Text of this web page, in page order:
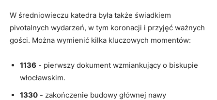
W średniowieczu katedra była także świadkiem
pivotalnych wydarzeń, w ⁢tym koronacji i przyjęć ważnych
gości. Można wymienić⁢ kilka kluczowych‌ momentów:
1136 ⁤- pierwszy dokument⁤ wzmiankujący o biskupie ​
włocławskim.
1330 -​ zakończenie‍ budowy‌ głównej ⁣nawy